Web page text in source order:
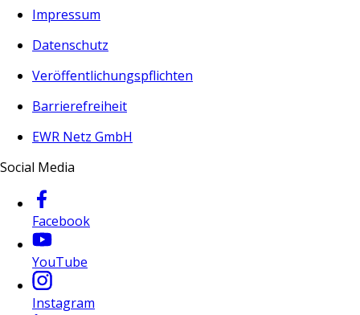
Impressum
Datenschutz
Veröffentlichungspflichten
Barrierefreiheit
EWR Netz GmbH
Social Media
Facebook
YouTube
Instagram